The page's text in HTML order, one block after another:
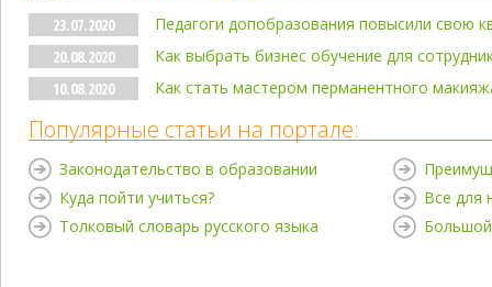
23.07.2020
Педагоги допобразования повысили свою
20.08.2020
Как выбрать бизнес обучение для
10.08.2020
Как стать мастером перманентного
Популярные статьи на портале:
Законодательство в образовании
Куда пойти учиться?
Толковый словарь русского языка
Все для
Большой